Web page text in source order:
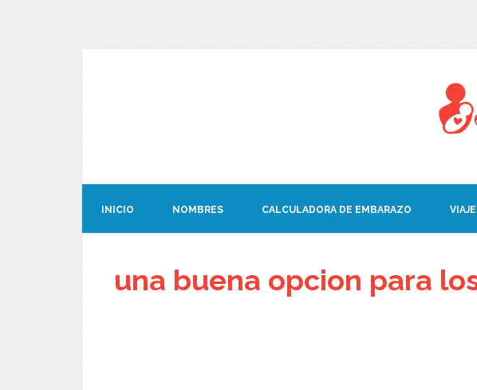
INICIO NOMBRES CALCULADORA DE EMBARAZO
una buena opcion para